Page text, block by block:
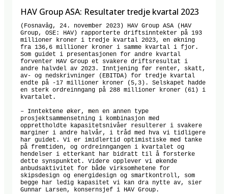
HAV Group ASA: Resultater tredje kvartal 2023
(Fosnavåg, 24. november 2023) HAV Group ASA (HAV
Group, OSE: HAV) rapporterte driftsinntekter på 193
millioner kroner i tredje kvartal 2023, en økning
fra 136,6 millioner kroner i samme kvartal i fjor.
Som guidet i presentasjonen for andre kvartal
forventer HAV Group et svakere driftsresultat i
andre halvdel av 2023. Inntjening før renter, skatt,
av- og nedskrivninger (EBITDA) for tredje kvartal
endte på -17 millioner kroner (5,3). Selskapet hadde
en sterk ordreinngang på 288 millioner kroner (61) i
kvartalet.
– Inntektene øker, men en annen type
prosjektsammensetning i kombinasjon med
opprettholdte kapasitetsnivåer resulterer i svakere
marginer i andre halvår, i tråd med hva vi tidligere
har guidet. Vi er imidlertid optimistiske med tanke
på fremtiden, og ordreinngangen i kvartalet og
hendelser i etterkant har bidratt til å forsterke
dette synspunktet. Videre opplever vi økende
anbudsaktivitet for både virksomhetene for
skipsdesign og energidesign og smartkontroll, som
begge har ledig kapasitet vi kan dra nytte av, sier
Gunnar Larsen, konsernsjef i HAV Group.